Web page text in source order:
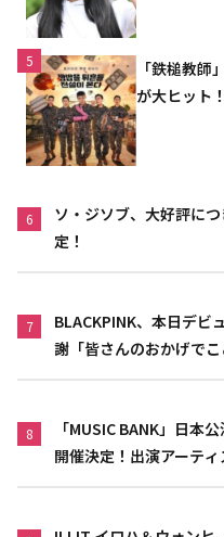
5
「鉄槌教師
が大ヒット
6
ソ・ジソブ、大好評に
定！
7
BLACKPINK、本日デビ
謝「皆さんのおかげでこ
8
「MUSIC BANK」日本
開催決定！出演アーテ